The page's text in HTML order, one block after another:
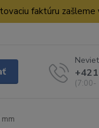
faktúru
(7:00-